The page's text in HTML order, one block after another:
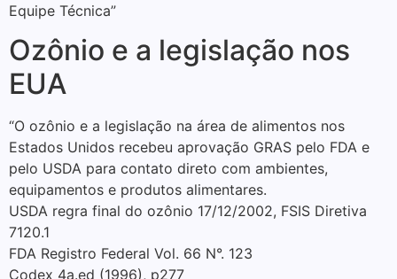
Equipe Técnica”
Ozônio e a legislação nos
EUA
“O ozônio e a legislação na área de alimentos nos
Estados Unidos recebeu aprovação GRAS pelo FDA e
pelo USDA para contato direto com ambientes,
equipamentos e produtos alimentares.
USDA regra final do ozônio 17/12/2002, FSIS Diretiva
7120.1
FDA Registro Federal Vol. 66 N°. 123
Codex 4a.ed (1996), p277